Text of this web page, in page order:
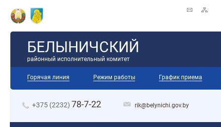
БЕЛЫНИЧСКИЙ
районный исполнительный комитет
Горячая линия Режим работы График приема
+375 (2232) 78-7-22 rik@belynichi.gov.by